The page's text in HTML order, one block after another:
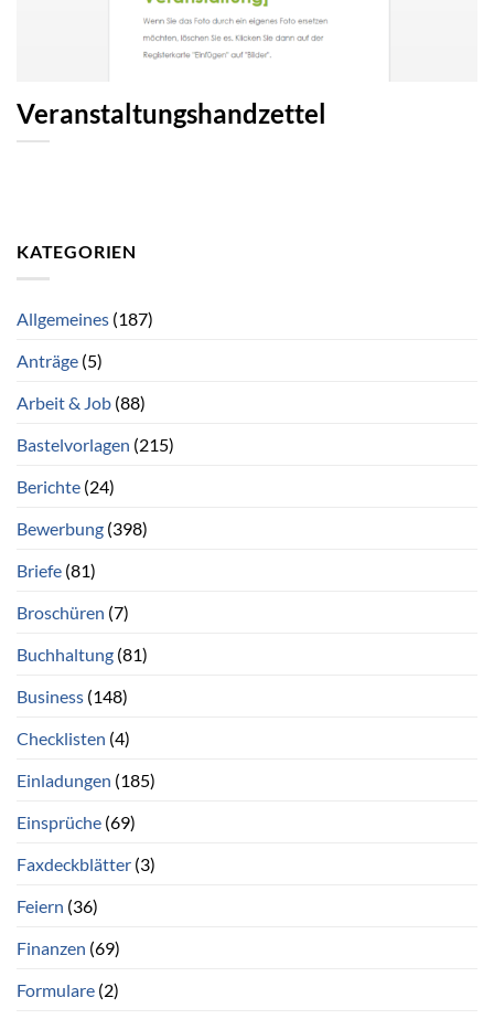
Veranstaltungshandzettel
KATEGORIEN
Allgemeines (187)
Anträge (5)
Arbeit & Job (88)
Bastelvorlagen (215)
Berichte (24)
Bewerbung (398)
Briefe (81)
Broschüren (7)
Buchhaltung (81)
Business (148)
Checklisten (4)
Einladungen (185)
Einsprüche (69)
Faxdeckblätter (3)
Feiern (36)
Finanzen (69)
Formulare (2)